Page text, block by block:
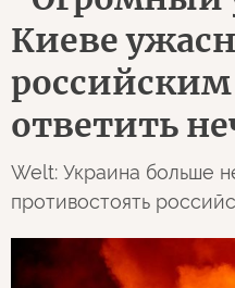
Киеве
ответить
Welt: Украина больше
противостоять